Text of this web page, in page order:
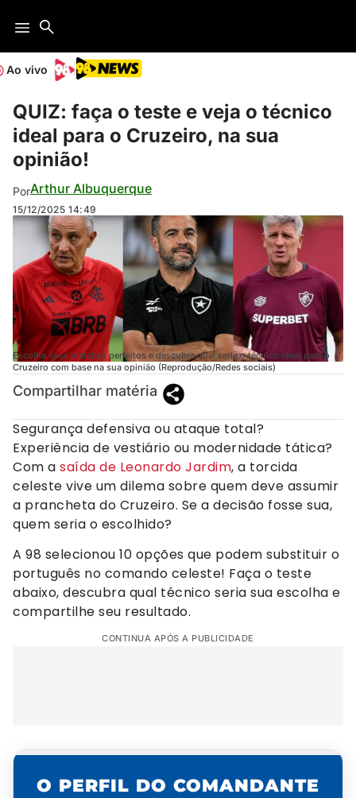
Ao vivo
QUIZ: faça o teste e veja o técnico
ideal para o Cruzeiro, na sua
opinião!
PorArthur Albuquerque
15/12/2025 14:49
Escolha seus matches perfeitos e descubra qual seria o técnico ideal para o
Cruzeiro com base na sua opinião (Reprodução/Redes sociais)
Compartilhar matéria
Segurança defensiva ou ataque total?
Experiência de vestiário ou modernidade tática?
Com a saída de Leonardo Jardim, a torcida
celeste vive um dilema sobre quem deve assumir
a prancheta do Cruzeiro. Se a decisão fosse sua,
quem seria o escolhido?
A 98 selecionou 10 opções que podem substituir o
português no comando celeste! Faça o teste
abaixo, descubra qual técnico seria sua escolha e
compartilhe seu resultado.
CONTINUA APÓS A PUBLICIDADE
O PERFIL DO COMANDANTE